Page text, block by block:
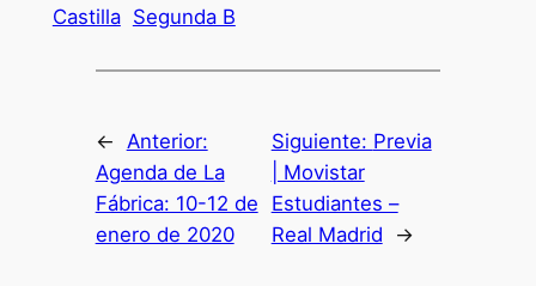
Castilla Segunda B
←
Anterior:
Agenda de La
Fábrica: 10-12 de
enero de 2020
Siguiente: Previa
| Movistar
Estudiantes –
Real Madrid
→